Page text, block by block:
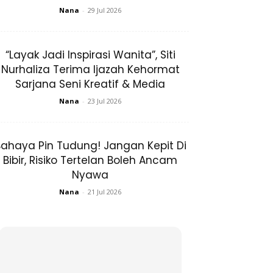
Nana - 29 Jul 2026
“Layak Jadi Inspirasi Wanita”, Siti
Nurhaliza Terima Ijazah Kehormat
Sarjana Seni Kreatif & Media
Nana - 23 Jul 2026
Pin Tudung! Jangan Kepit Di
Bibir, Risiko Tertelan Boleh Ancam
Nyawa
Nana - 21 Jul 2026